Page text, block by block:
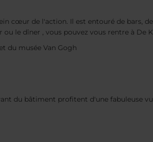
cœur de l'action. Il est entouré de bars,
le dîner , vous pouvez vous rentre à De
du musée Van Gogh
du bâtiment profitent d'une fabuleuse